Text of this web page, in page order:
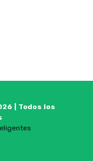
| Todos los